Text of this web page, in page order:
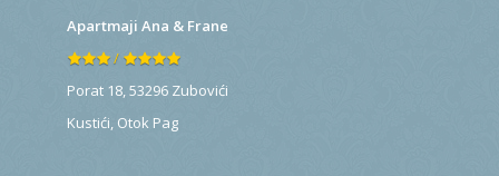
Apartmaji Ana & Frane
/
Porat 18, 53296 Zubovići
Kustići Otok Pag